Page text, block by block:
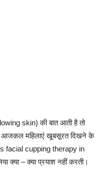
skin) की बात आती है तो
आजकल महिलाएं खूबसूरत दिखने के
facial cupping therapy in
– क्या प्रयाश नहीं करती।